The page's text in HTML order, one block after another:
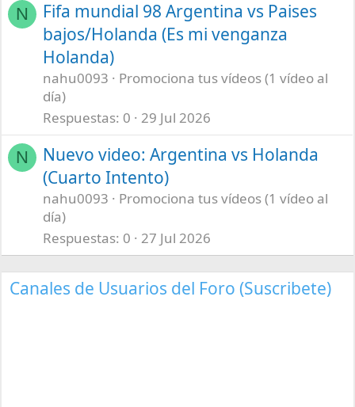
N
Fifa mundial 98 Argentina vs Paises
bajos/Holanda (Es mi venganza
Holanda)
nahu0093
Promociona tus vídeos (1 vídeo al
día)
Respuestas 0 29 Jul 2026
N
Nuevo video: Argentina vs Holanda
(Cuarto Intento)
nahu0093
Promociona tus vídeos (1 vídeo al
día)
Respuestas 0 27 Jul 2026
Canales de Usuarios del Foro (Suscribete)